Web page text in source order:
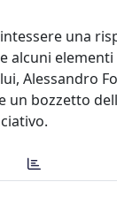
una
Alessandro
bozzetto